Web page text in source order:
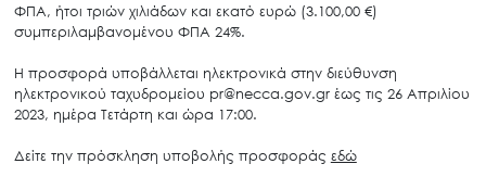
ΦΠΑ, ήτοι τριών χιλιάδων και εκατό ευρώ (3.100,00 €)
συμπεριλαμβανομένου ΦΠΑ 24%.
Η προσφορά υποβάλλεται ηλεκτρονικά στην διεύθυνση
ηλεκτρονικού ταχυδρομείου pr@necca.gov.gr έως τις 26 Απριλίου
2023, ημέρα Τετάρτη και ώρα 17:00.
Δείτε την πρόσκληση υποβολής προσφοράς εδώ